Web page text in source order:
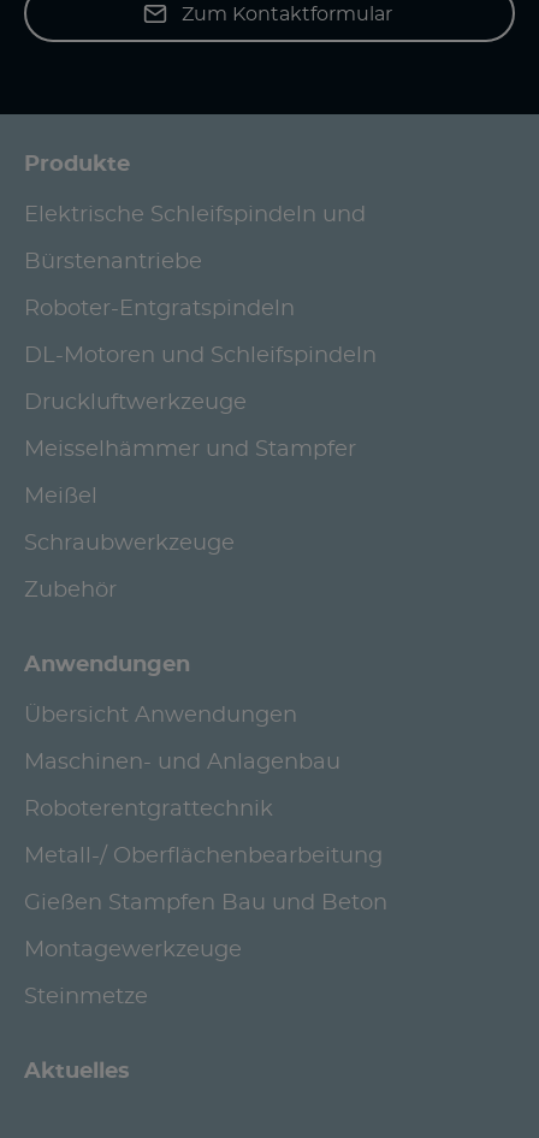
Zum Kontaktformular
Produkte
Elektrische Schleifspindeln und
Bürstenantriebe
Roboter-Entgratspindeln
DL-Motoren und Schleifspindeln
Druckluftwerkzeuge
Meisselhämmer und Stampfer
Meißel
Schraubwerkzeuge
Zubehör
Anwendungen
Übersicht Anwendungen
Maschinen- und Anlagenbau
Roboterentgrattechnik
Metall-/ Oberflächenbearbeitung
Gießen Stampfen Bau und Beton
Montagewerkzeuge
Steinmetze
Aktuelles